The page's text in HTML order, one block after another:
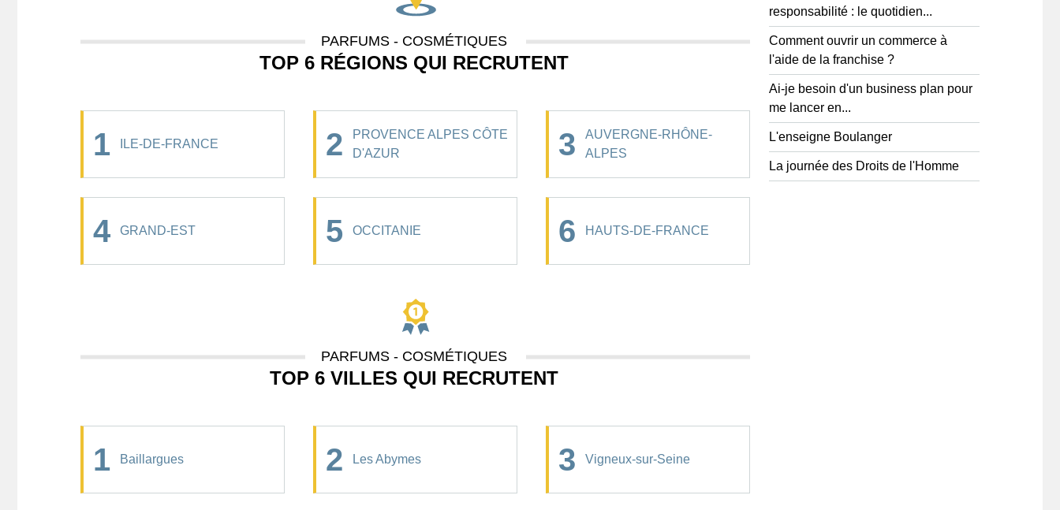
PARFUMS - COSMÉTIQUES
TOP 6 RÉGIONS QUI RECRUTENT
1 ILE-DE-FRANCE 2
PROVENCE ALPES CÔTE
D'AZUR
3
AUVERGNE-RHÔNE-
ALPES
4 GRAND-EST 5 OCCITANIE 6 HAUTS-DE-FRANCE
PARFUMS - COSMÉTIQUES
TOP 6 VILLES QUI RECRUTENT
1 Baillargues 2 Les Abymes 3 Vigneux-sur-Seine
responsabilité : le quotidien...
Comment ouvrir un commerce à
l'aide de la franchise ?
Ai-je besoin d'un business plan pour
me lancer en...
L'enseigne Boulanger
La journée des Droits de l'Homme